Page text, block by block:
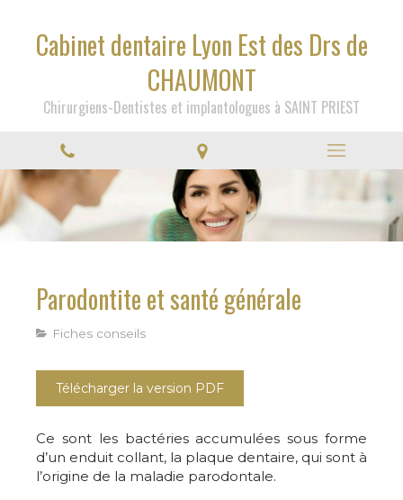
Cabinet dentaire Lyon Est des Drs de
CHAUMONT
Chirurgiens-Dentistes et implantologues à SAINT PRIEST
Parodontite et santé générale
Fiches conseils
Télécharger la version PDF
Ce sont les bactéries accumulées sous forme
d’un enduit collant, la plaque dentaire, qui sont à
l’origine de la maladie parodontale.